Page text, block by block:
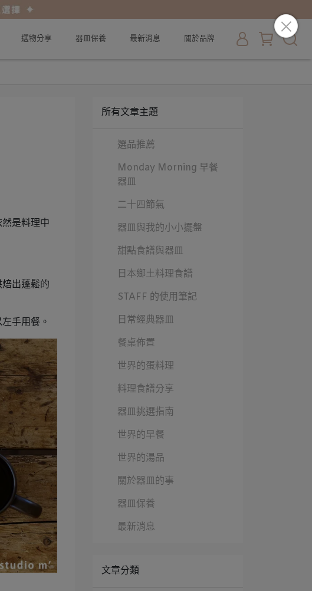
選物分享 器皿保養 最新消息 關於品牌
是料理中
出蓬鬆的
手用餐。
所有文章主題
選品推薦
Monday Morning 早餐
器皿
二十四節氣
器皿與我的小小擺盤
甜點食譜與器皿
日本鄉土料理食譜
STAFF 的使用筆記
日常經典器皿
餐桌佈置
世界的蛋料理
料理食譜分享
器皿挑選指南
世界的早餐
世界的湯品
關於器皿的事
器皿保養
最新消息
文章分類